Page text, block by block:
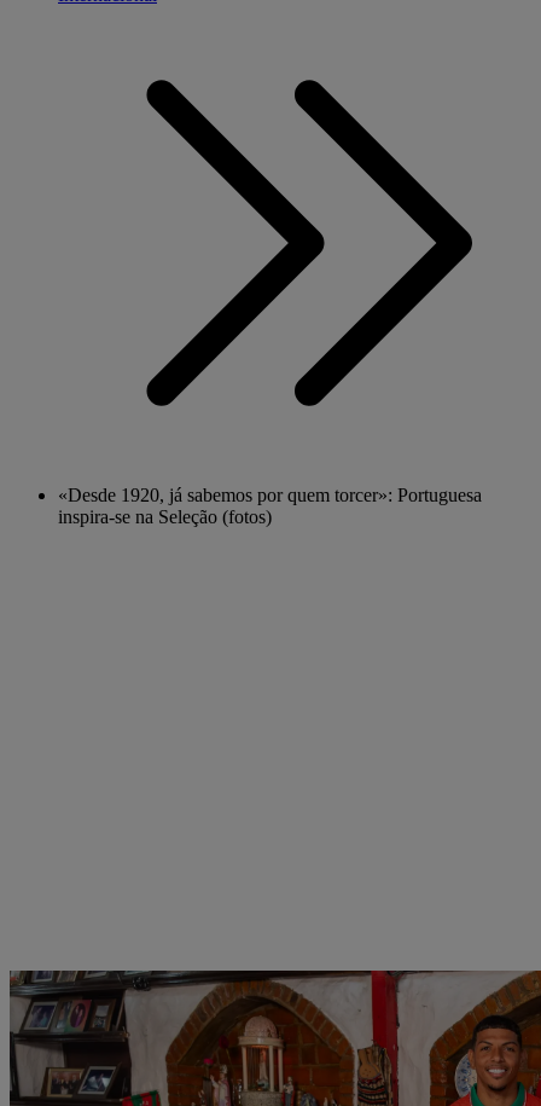
«Desde 1920, já sabemos por quem torcer»: Portuguesa
inspira-se na Seleção (fotos)